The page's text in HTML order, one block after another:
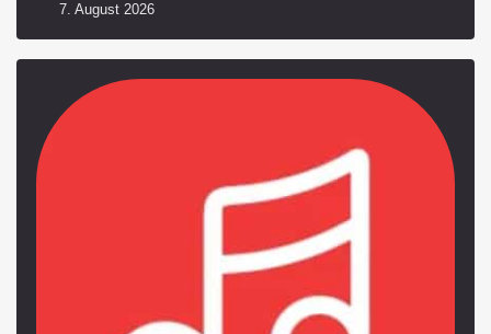
7. August 2026